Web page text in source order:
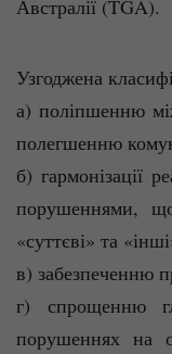
Австралії (TGA).
Узгоджена
а) поліпшенню
полегшенню
б) гармонізації
порушеннями,
«суттєві» та
в) забезпеченню
г) спрощенню
порушеннях на